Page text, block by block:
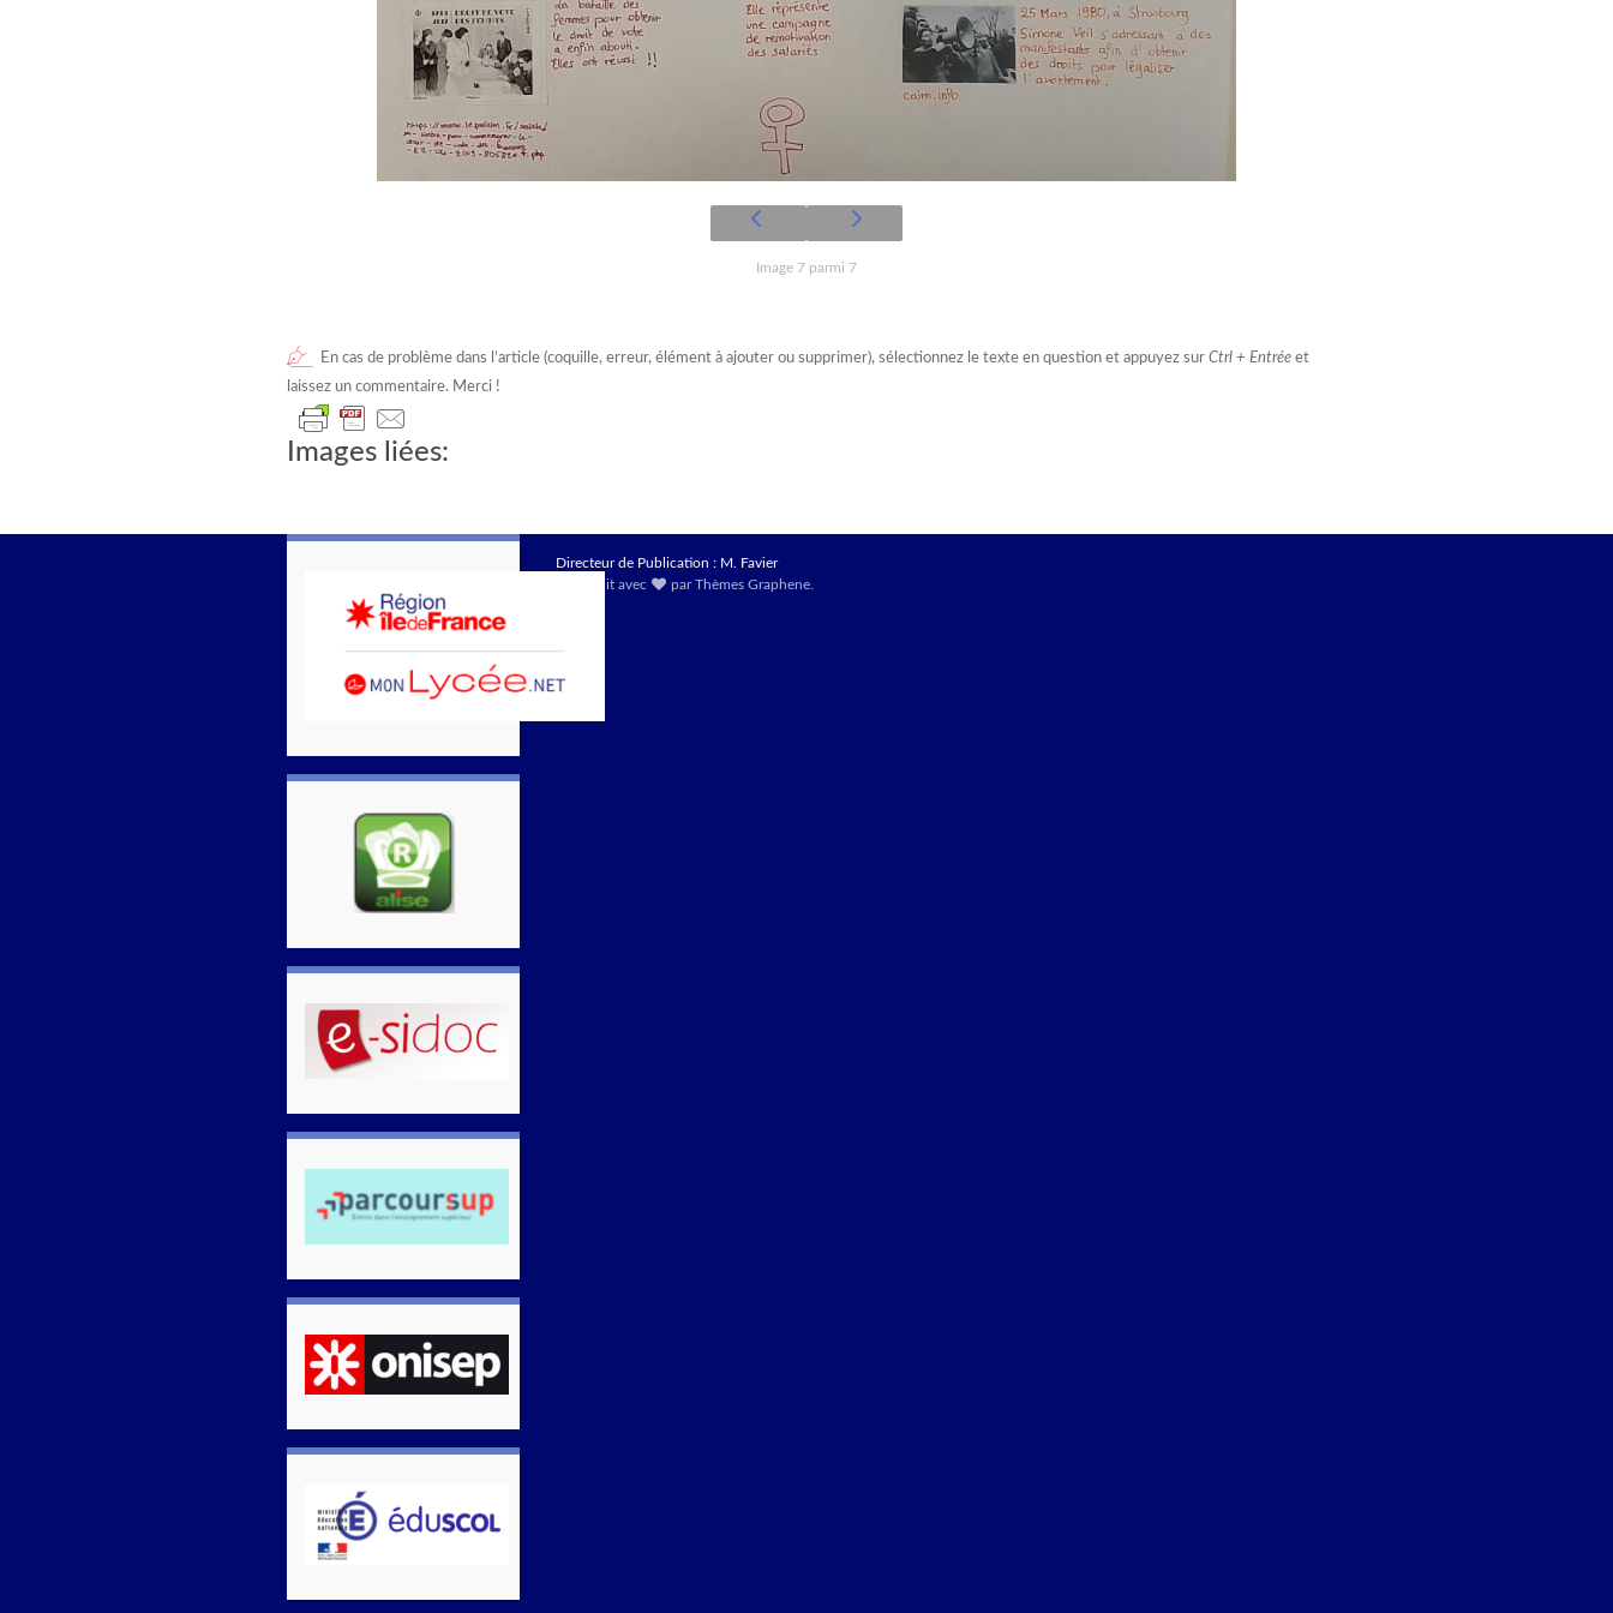
Image 7 parmi 7
En cas de problème dans l’article (coquille, erreur, élément à ajouter ou supprimer), sélectionnez le texte en question et appuyez sur Ctrl + Entrée et
laissez un commentaire. Merci !
Images liées:
Directeur de Publication : M. Favier
Construit avec
parThèmes Graphene